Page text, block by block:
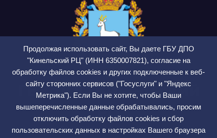
Продолжая использовать сайт, Вы даете ГБУ ДПО
"Кинельский РЦ" (ИНН 6350007821), согласие на
обработку файлов cookies и других подключенные к веб-
сайту сторонних сервисов ("Госуслуги" и "Яндекс
Метрика"). Если Вы не хотите, чтобы Ваши
вышеперечисленные данные обрабатывались, просим
отключить обработку файлов cookies и сбор
пользовательских данных в настройках Вашего браузера
ГБУ ДПО Кинельский
РЦ
СМИ ЭЛ № ФС 77 — 75564